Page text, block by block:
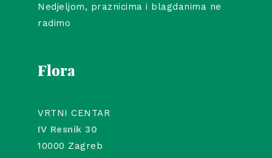
Nedjeljom, praznicima i blagdanima ne
radimo
Flora
VRTNI CENTAR
IV Resnik 30
10000 Zagreb